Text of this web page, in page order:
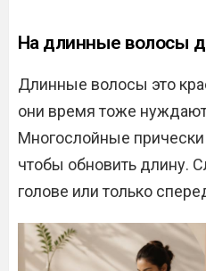
На длинные волосы
Длинные волосы это
они время тоже
Многослойные
чтобы обновить длину.
голове или только